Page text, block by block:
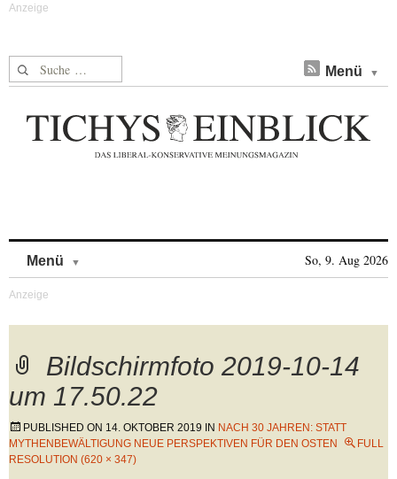
Suche nach: Menü
Menü So, 9. Aug 2026
Bildschirmfoto 2019-10-14
um 17.50.22
PUBLISHED ON 14. OKTOBER 2019 IN NACH 30 JAHREN: STATT
MYTHENBEWÄLTIGUNG NEUE PERSPEKTIVEN FÜR DEN OSTEN
FULL
RESOLUTION (620 × 347)